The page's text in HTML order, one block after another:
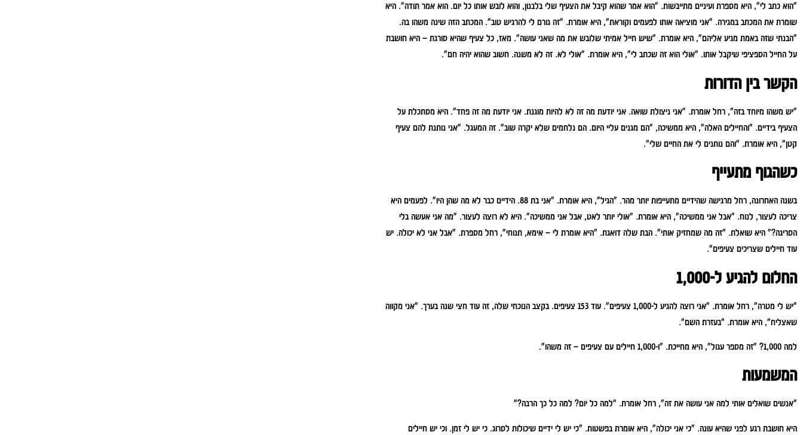
"הוא כתב לי", היא מספרת ועיניים מתייבשות. "הוא אמר שהוא קיבל את הצעיף שלי בלבנון, והוא לובש אותו כל יום. הוא אמר תודה". היא
שומרת את המכתב במגירה. "אני מוציאה אותו לפעמים וקוראת", היא אומרת. "זה גורם לי להרגיש טוב". המכתב הזה שינה משהו בה.
"הבנתי שזה באמת מגיע אליהם", היא אומרת. "שיש חייל אמיתי שלובש את מה שאני עושה". מאז, כל צעיף שהיא סורגת – היא חושבת
על החייל הספציפי שיקבל אותו. "אולי הוא זה שכתב לי", היא אומרת. "אולי לא. זה לא משנה. חשוב שהוא יהיה חם".
הקשר בין הדורות
"יש משהו מיוחד בזה", רחל אומרת. "אני ניצולת שואה. אני יודעת מה זה לא להיות מוגנת. אני יודעת מה זה פחד". היא מסתכלת על
הצעיף בידיים. "והחיילים האלה", היא ממשיכה, "הם מגנים עליי היום. הם נלחמים שלא יקרה שוב". זה המעגל. "אני נותנת להם צעיף
קטן", היא אומרת. "והם נותנים לי את החיים שלי".
כשהגוף מתעייף
בשנה האחרונה, רחל מרגישה שהידיים מתעייפות יותר מהר. "הגיל", היא אומרת. "אני בת 88. הידיים כבר לא מה שהן היו".
לפעמים היא
צריכה לעצור, לנוח. "אבל אני ממשיכה", היא אומרת. "אולי יותר לאט, אבל אני ממשיכה". היא לא רוצה לעצור. "מה אני אעשה בלי
הסריגה?" היא שואלת. "זה מה שמחזיק אותי". הבת שלה דואגת. "היא אומרת לי – אימא, תנוחי", רחל מספרת. "אבל אני לא יכולה. יש
עוד חיילים שצריכים צעיפים".
החלום להגיע ל-1,000
"יש לי מטרה", רחל אומרת. "אני רוצה להגיע ל-1,000 צעיפים". עוד 153 צעיפים. בקצב הנוכחי שלה, זה עוד חצי שנה בערך.
"אני מקווה
שאצליח", היא אומרת. "בעזרת השם".
למה 1,000? "זה מספר עגול", היא מחייכת. "ו-1,000 חיילים עם צעיפים – זה משהו".
המשמעות
"אנשים שואלים אותי למה אני עושה את זה", רחל אומרת. "למה כל יום? למה כל כך הרבה?"
היא חושבת רגע לפני שהיא עונה. "כי אני יכולה", היא אומרת בפשטות. "כי יש לי ידיים שיכולות לסרוג. כי יש לי זמן. וכי יש חיילים